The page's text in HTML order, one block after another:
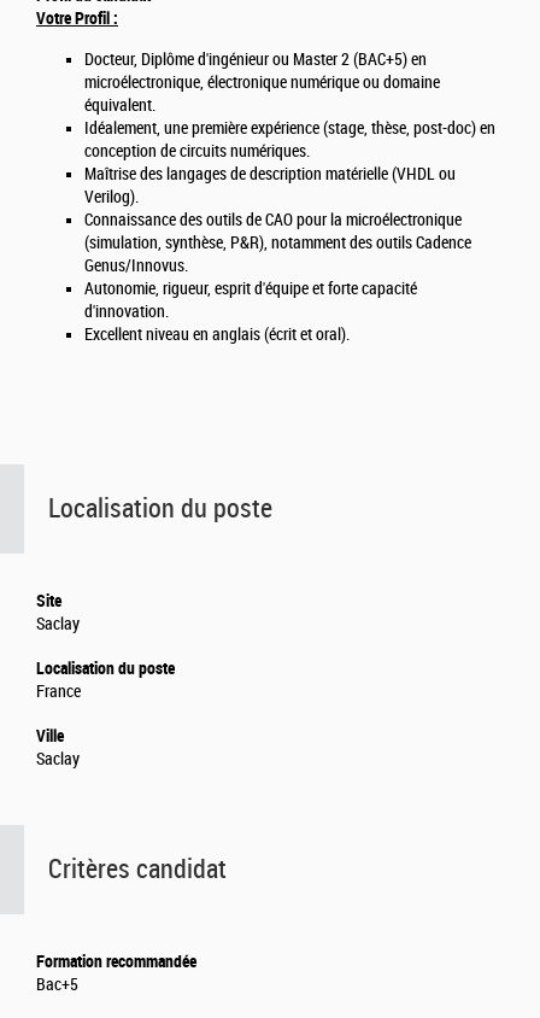
Votre Profil :
Docteur, Diplôme d'ingénieur ou Master 2 (BAC+5) en
microélectronique, électronique numérique ou domaine
équivalent.
Idéalement, une première expérience (stage, thèse, post-doc) en
conception de circuits numériques.
Maîtrise des langages de description matérielle (VHDL ou
Verilog).
Connaissance des outils de CAO pour la microélectronique
(simulation, synthèse, P&R), notamment des outils Cadence
Genus/Innovus.
Autonomie, rigueur, esprit d'équipe et forte capacité
d'innovation.
Excellent niveau en anglais (écrit et oral).
Localisation du poste
Site
Saclay
Localisation du poste
France
Ville
Saclay
Critères candidat
Formation recommandée
Bac+5